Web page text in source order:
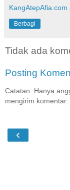
KangAtepAfia.com
Berbagi
Tidak ada
Posting
Catatan: Hanya
mengirim komentar.
‹